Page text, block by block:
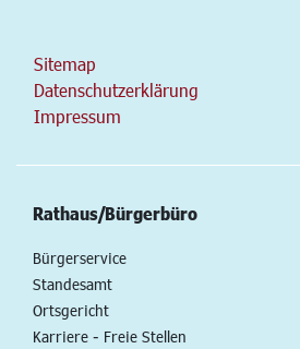
Sitemap
Datenschutzerklärung
Impressum
Rathaus/Bürgerbüro
Bürgerservice
Standesamt
Ortsgericht
Karriere - Freie Stellen